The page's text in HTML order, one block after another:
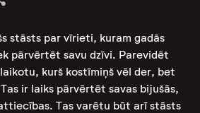
stāsts par vīrieti, kuram gadās
pārvērtēt savu dzīvi. Parevidēt
kurš kostīmiņš vēl der, bet
ir laiks pārvērtēt savas bijušās,
Tas varētu būt arī stāsts